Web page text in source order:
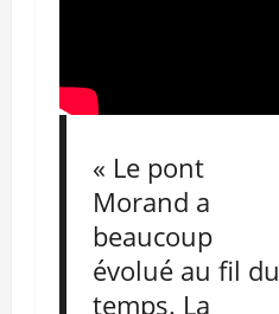
« Le pont
Morand a
beaucoup
évolué au fil du
temps. La